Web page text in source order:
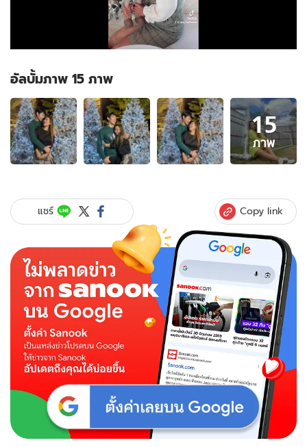
อัลบั้มภาพ 15 ภาพ
อัลบั้ม
ภาพ
15
ภาพ
ของ
เคลียร์
แล้ว?
ว่อน
ภาพ
โอบ
กอด
แนบ
"ไน
ดล"
คบ
อยู่
หรือ
15
ภาพ
แชร์ Copy link